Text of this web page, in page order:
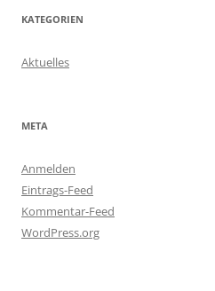
KATEGORIEN
Aktuelles
META
Anmelden
Eintrags-Feed
Kommentar-Feed
WordPress.org